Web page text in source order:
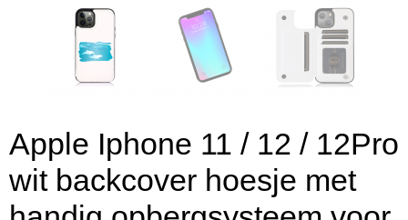
Apple Iphone 11 / 12 / 12Pro
wit backcover hoesje met